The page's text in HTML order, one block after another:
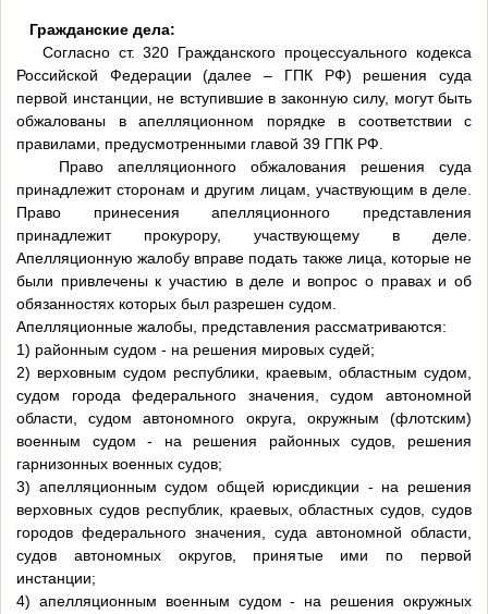
Гражданские дела:
Согласно ст. 320 Гражданского процессуального кодекса
Российской Федерации (далее – ГПК РФ) решения суда
первой инстанции, не вступившие в законную силу, могут быть
обжалованы в апелляционном порядке в соответствии с
правилами, предусмотренными главой 39 ГПК РФ.
Право апелляционного обжалования решения суда
принадлежит сторонам и другим лицам, участвующим в деле.
Право принесения апелляционного представления
принадлежит прокурору, участвующему в деле.
Апелляционную жалобу вправе подать также лица, которые не
были привлечены к участию в деле и вопрос о правах и об
обязанностях которых был разрешен судом.
Апелляционные жалобы, представления рассматриваются:
1) районным судом - на решения мировых судей;
2) верховным судом республики, краевым, областным судом,
судом города федерального значения, судом автономной
области, судом автономного округа, окружным (флотским)
военным судом - на решения районных судов, решения
гарнизонных военных судов;
3) апелляционным судом общей юрисдикции - на решения
верховных судов республик, краевых, областных судов, судов
городов федерального значения, суда автономной области,
судов автономных округов, принятые ими по первой
инстанции;
4) апелляционным военным судом - на решения окружных